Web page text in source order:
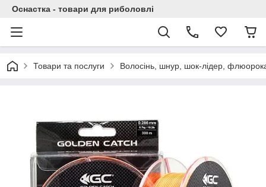
Оснастка - товари для риболовлі
Товари та послуги Волосінь, шнур, шок-лідер,